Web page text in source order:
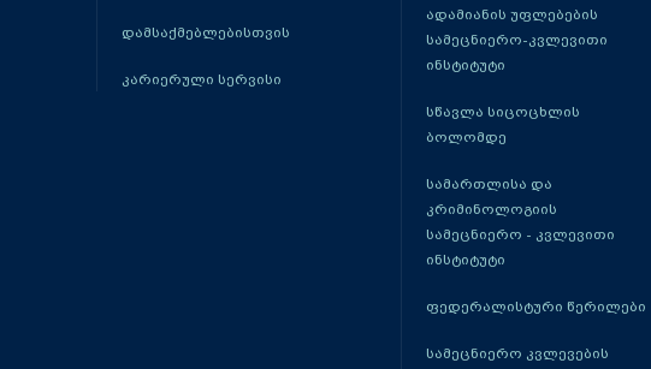
დამსაქმებლებისთვის
კარიერული სერვისი
ადამიანის უფლებების
სამეცნიერო-კვლევითი
ინსტიტუტი
სწავლა სიცოცხლის
ბოლომდე
სამართლისა და
კრიმინოლოგიის
სამეცნიერო - კვლევითი
ინსტიტუტი
ფედერალისტური წერილები
სამეცნიერო კვლევების